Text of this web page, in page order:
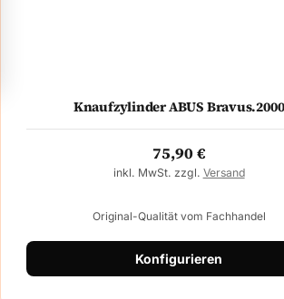
Knaufzylinder ABUS Bravus.2000
75,90€
inkl. MwSt. zzgl. Versand
Original-Qualität vom Fachhandel
Konfigurieren